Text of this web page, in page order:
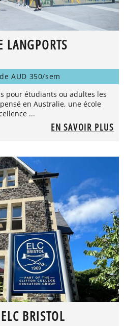
LANGPORTS
AUD 350/sem
pour étudiants ou adultes les
en Australie, une école
...
EN SAVOIR PLUS
BRISTOL